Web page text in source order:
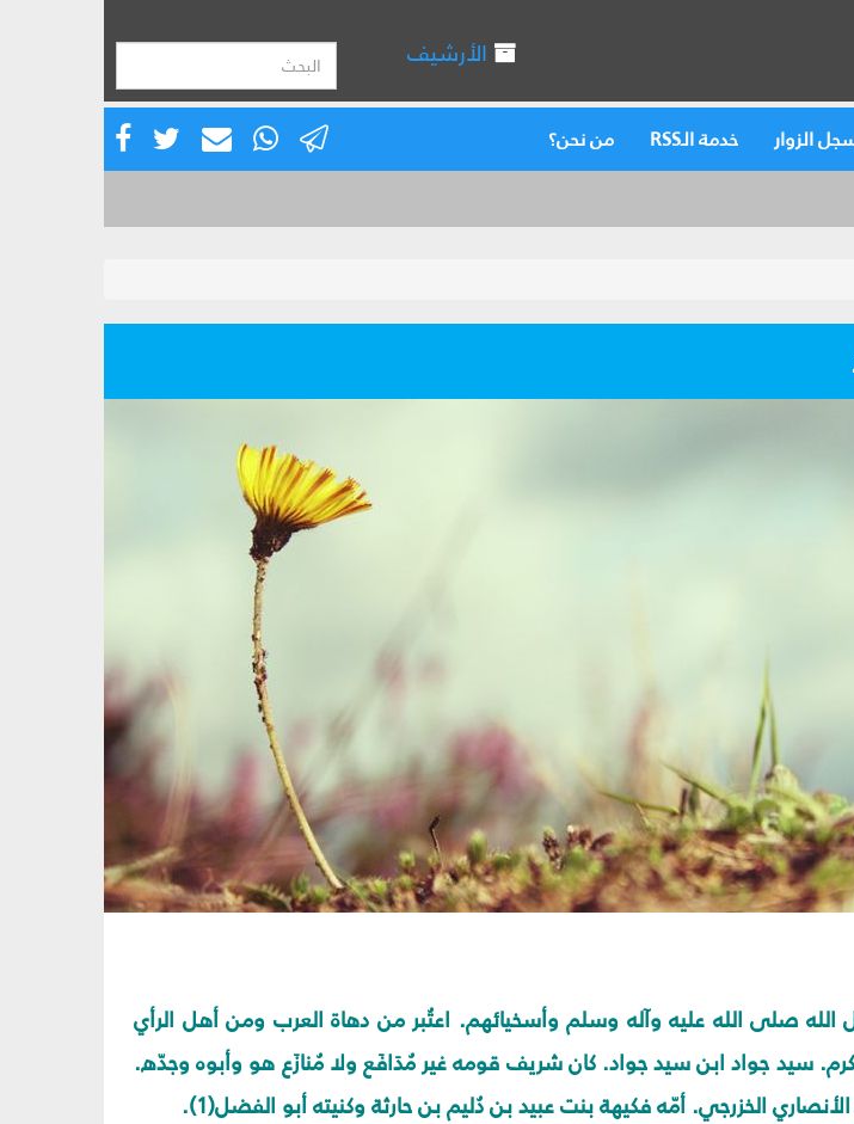
الأرشيف
الزوار خدمة الـRSS من نحن؟
صلى الله عليه وآله وسلم وأسخيائهم. اعتُبر من دهاة العرب ومن أهل الرأي
سيد جواد ابن سيد جواد. كان شريف قومه غير مُدَافَع ولا مُنازَع هو وأبوه وجدّه.
الخزرجي. أمّه فكيهة بنت عبيد بن دُليم بن حارثة وكنيته أبو الفضل(1).